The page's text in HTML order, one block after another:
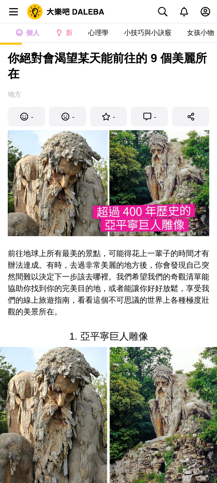
個人 新 心理學 小技巧與小訣竅 女孩小物
你絕對會渴望某天能前往的 9 個美麗所
在
地方
- - - -
前往地球上所有最美的景點，可能得花上一輩子的時間才有
辦法達成。有時，去過非常美麗的地方後，你會發現自己突
然間難以決定下一步該去哪裡。我們希望我們的奇觀清單能
協助你找到你的完美目的地，或者能讓你好好放鬆，享受我
們的線上旅遊指南，看看這個不可思議的世界上各種極度壯
觀的美景所在。
1. 亞平寧巨人雕像